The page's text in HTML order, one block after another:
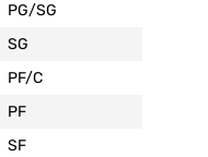
PG/SG
SG
PF/C
PF
SF